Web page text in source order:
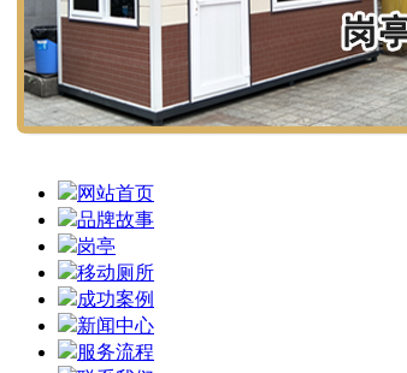
网站首页
品牌故事
岗亭
移动厕所
成功案例
新闻中心
服务流程